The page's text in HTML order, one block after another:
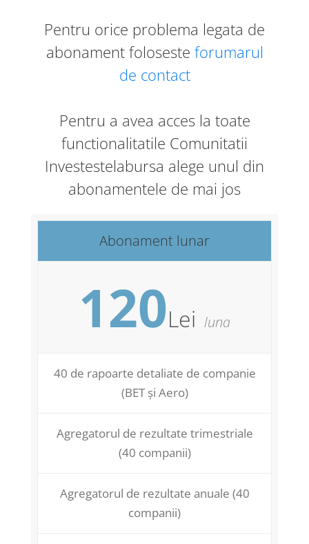
Pentru orice problema legata de
abonament foloseste forumarul
de contact
Pentru a avea acces la toate
functionalitatile Comunitatii
Investestelabursa alege unul din
abonamentele de mai jos
Abonament lunar
120Lei luna
40 de rapoarte detaliate de companie
(BET și Aero)
Agregatorul de rezultate trimestriale
(40 companii)
Agregatorul de rezultate anuale (40
companii)